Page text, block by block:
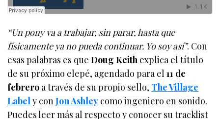
“Un pony va a trabajar, sin parar, hasta que
físicamente ya no pueda continuar. Yo soy así”. Con
esas palabras es queDoug Keith explica el título
de su próximo elepé, agendado para el11 de
febrero a través de su propio sello, The Village
Labely conJon Ashley como ingeniero en sonido.
Puedes leer más al respecto y conocer su tracklist